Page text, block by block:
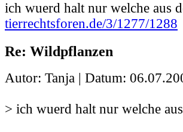
ich wuerd halt nur welche aus
tierrechtsforen.de/3/1277/1288
Re: Wildpflanzen
Autor: Tanja | Datum:
> ich wuerd halt nur welche